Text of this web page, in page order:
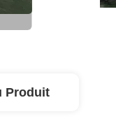
Produit